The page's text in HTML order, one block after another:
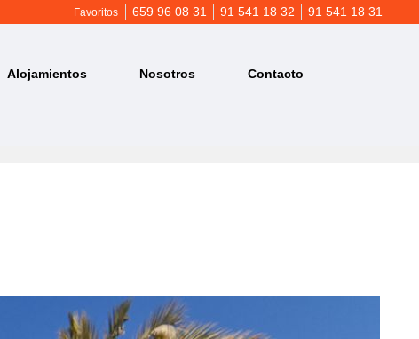
91 541 18 31
91 541 18 32
659 96 08 31
Favoritos
Alojamientos Nosotros Contacto